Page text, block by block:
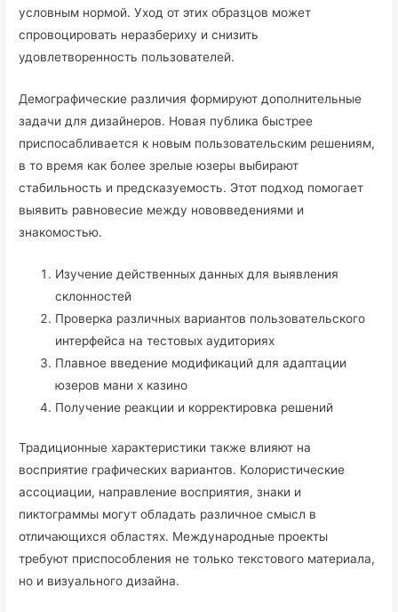
условным нормой. Уход от этих образцов может
спровоцировать неразбериху и снизить
удовлетворенность пользователей.
Демографические различия формируют дополнительные
задачи для дизайнеров. Новая публика быстрее
приспосабливается к новым пользовательским решениям,
в то время как более зрелые юзеры выбирают
стабильность и предсказуемость. Этот подход помогает
выявить равновесие между нововведениями и
знакомостью.
Изучение действенных данных для выявления
склонностей
Проверка различных вариантов пользовательского
интерфейса на тестовых аудиториях
Плавное введение модификаций для адаптации
юзеров мани х казино
Получение реакции и корректировка решений
Традиционные характеристики также влияют на
восприятие графических вариантов. Колористические
ассоциации, направление восприятия, знаки и
пиктограммы могут обладать различное смысл в
отличающихся областях. Международные проекты
требуют приспособления не только текстового материала,
но и визуального дизайна.